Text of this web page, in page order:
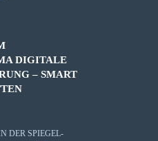
DIGITALE
– SMART
DER SPIEGEL-